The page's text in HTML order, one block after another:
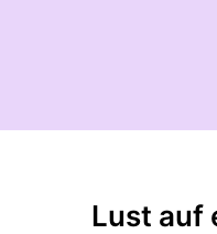
Lust auf